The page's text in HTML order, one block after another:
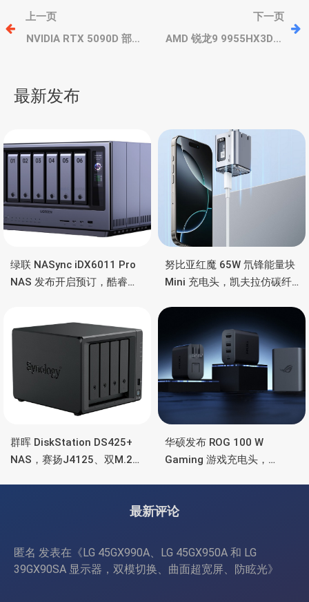
文
章
航
上一页
NVIDIA RTX 5090D 部分
下一页
AMD 锐龙9 9955HX3D、
最新发布
绿联 NASync iDX6011 Pro
NAS 发布开启预订，酷睿
努比亚红魔 65W 氘锋能量块
Mini 充电头，凯夫拉仿碳纤
群晖 DiskStation DS425+
NAS，赛扬J4125、双M.2
华硕发布 ROG 100 W
Gaming 游戏充电头，
最新评论
匿名 发表在《LG 45GX990A、LG 45GX950A 和 LG
39GX90SA 显示器，双模切换、曲面超宽屏、防眩光》